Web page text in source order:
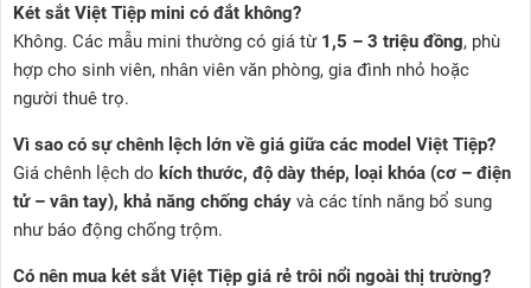
Két sắt Việt Tiệp mini có đắt không?
Không. Các mẫu mini thường có giá từ 1,5 – 3 triệu đồng, phù
hợp cho sinh viên, nhân viên văn phòng, gia đình nhỏ hoặc
người thuê trọ.
Vì sao có sự chênh lệch lớn về giá giữa các model Việt Tiệp?
Giá chênh lệch do kích thước, độ dày thép, loại khóa (cơ – điện
tử – vân tay), khả năng chống cháy và các tính năng bổ sung
như báo động chống trộm.
Có nên mua két sắt Việt Tiệp giá rẻ trôi nổi ngoài thị trường?